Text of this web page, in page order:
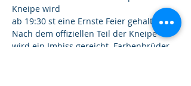
Kneipe wird
ab 19:30 st eine Ernste Feier gehalten.
Nach dem offiziellen Teil der Kneipe
wird ein Imbiss gereicht. Farbenbrüder